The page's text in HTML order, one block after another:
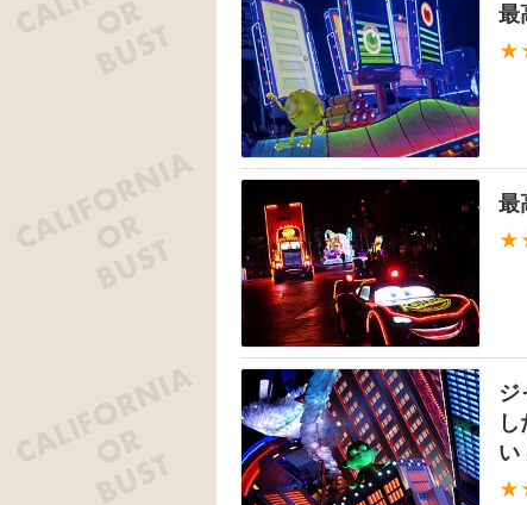
最
最
ジ
い